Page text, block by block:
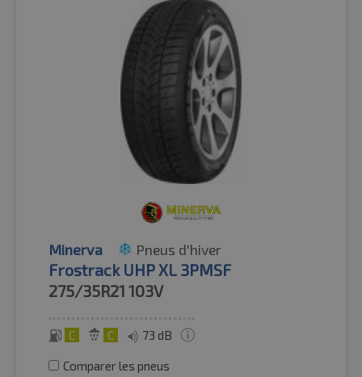
Minerva Pneus d'hiver
Frostrack UHP XL 3PMSF
275/35R21 103V
C C 73 dB
Comparer les pneus